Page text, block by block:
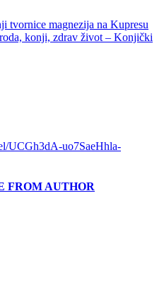
tvornice magnezija na Kupresu
konji, zdrav život – Konjički
UCGh3dA-uo7SaeHhla-
FROM AUTHOR